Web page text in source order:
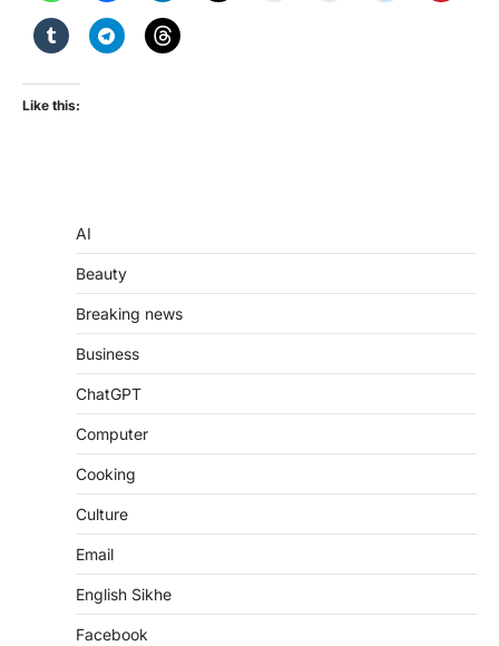
Like this:
AI
Beauty
Breaking news
Business
ChatGPT
Computer
Cooking
Culture
Email
English Sikhe
Facebook